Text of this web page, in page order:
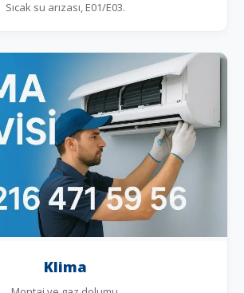
Sıcak su arızası, E01/E03.
Klima